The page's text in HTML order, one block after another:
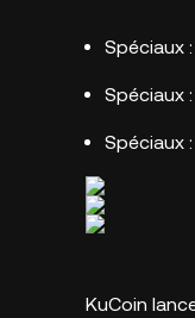
Spéciaux
Spéciaux
Spéciaux
KuCoin